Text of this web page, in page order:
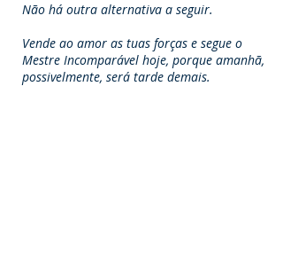
Não há outra alternativa a seguir.
Vende ao amor as tuas forças e segue o
Mestre Incomparável hoje, porque amanhã,
possivelmente, será tarde demais.